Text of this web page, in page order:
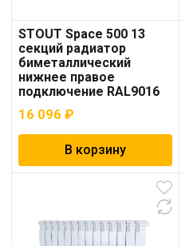
STOUT Space 500 13
секций радиатор
биметаллический
нижнее правое
подключение RAL9016
16 096 ₽
В корзину